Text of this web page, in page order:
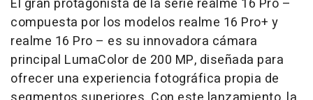
El gran protagonista de la serie realme 16 Pro –
compuesta por los modelos realme 16 Pro+ y
realme 16 Pro – es su innovadora cámara
principal LumaColor de 200 MP, diseñada para
ofrecer una experiencia fotográfica propia de